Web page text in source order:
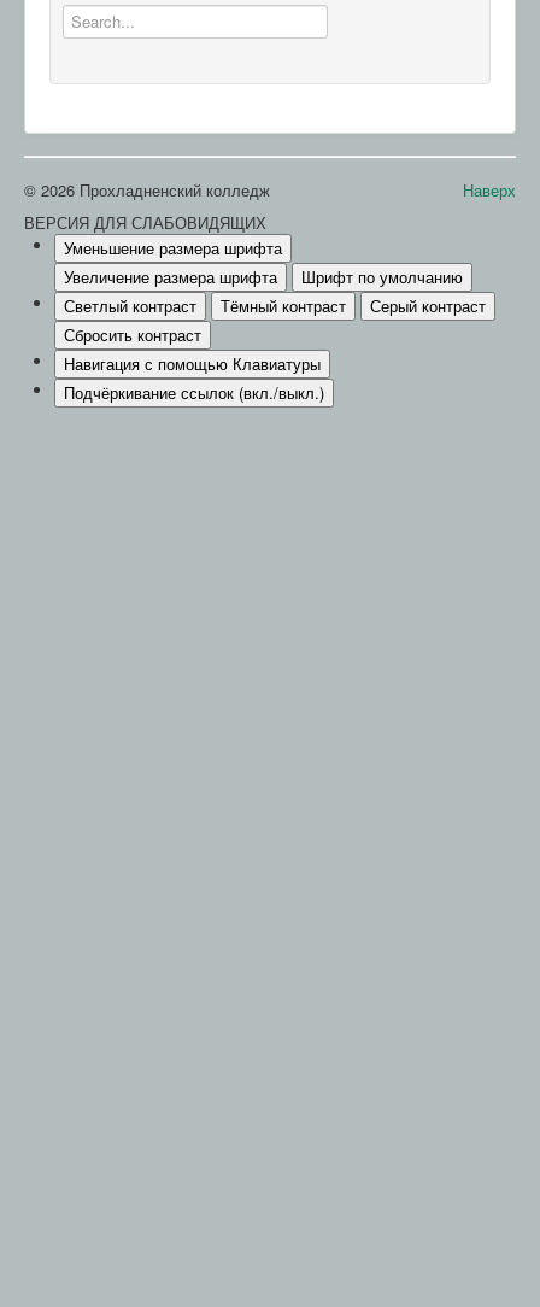
Наверх
© 2026 Прохладненский колледж
ВЕРСИЯ ДЛЯ СЛАБОВИДЯЩИХ
Уменьшение размера шрифта
Увеличение размера шрифта
Шрифт по умолчанию
Светлый контраст
Тёмный контраст
Серый контраст
Сбросить контраст
Навигация с помощью Клавиатуры
Подчёркивание ссылок (вкл./выкл.)